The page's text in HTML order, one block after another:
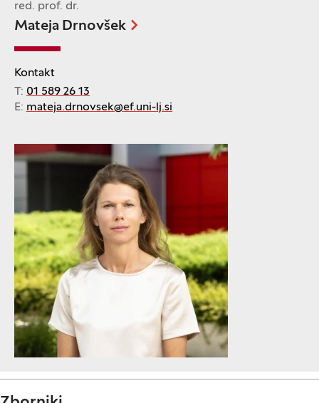
red. prof. dr.
Mateja Drnovšek
Kontakt
T: 01 589 26 13
E: mateja.drnovsek@ef.uni-lj.si